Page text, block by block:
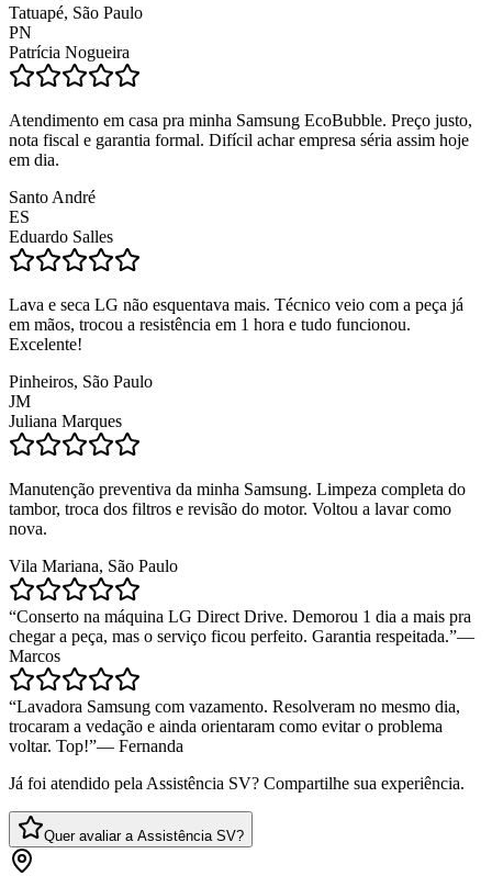
Tatuapé, São Paulo
PN
Patrícia Nogueira
Atendimento em casa pra minha Samsung EcoBubble. Preço justo,
nota fiscal e garantia formal. Difícil achar empresa séria assim hoje
em dia.
Santo André
ES
Eduardo Salles
Lava e seca LG não esquentava mais. Técnico veio com a peça já
em mãos, trocou a resistência em 1 hora e tudo funcionou.
Excelente!
Pinheiros, São Paulo
JM
Juliana Marques
Manutenção preventiva da minha Samsung. Limpeza completa do
tambor, troca dos filtros e revisão do motor. Voltou a lavar como
nova.
Vila Mariana, São Paulo
“Conserto na máquina LG Direct Drive. Demorou 1 dia a mais pra
chegar a peça, mas o serviço ficou perfeito. Garantia respeitada.”—
Marcos
“Lavadora Samsung com vazamento. Resolveram no mesmo dia,
trocaram a vedação e ainda orientaram como evitar o problema
voltar. Top!”— Fernanda
Já foi atendido pela Assistência SV? Compartilhe sua experiência.
Quer avaliar a Assistência SV?